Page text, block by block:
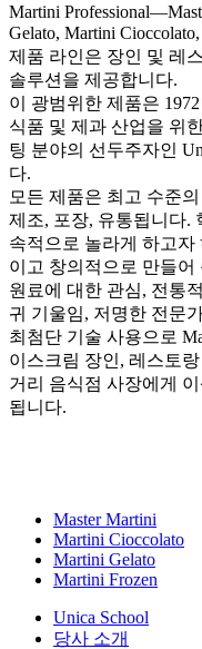
Martini
Gelato, Martini
제품 라인은 장인 및 레
솔루션을 제공합니다.
이 광범위한 제품은
식품 및 제과 산업을 위
팅 분야의 선두주자인
다.
모든 제품은 최고 수준
제조, 포장, 유통됩니다.
속적으로 놀라게 하고
이고 창의적으로 만들어
원료에 대한 관심, 전통
귀 기울임, 저명한 전문
최첨단 기술 사용으로
이스크림 장인, 레스토
거리 음식점 사장에게
됩니다.
Master Martini
Martini Cioccolato
Martini Gelato
Martini Frozen
Unica School
당사 소개